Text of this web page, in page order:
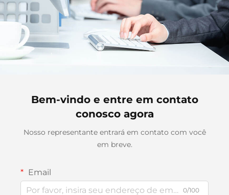
Bem-vindo e entre em contato
conosco agora
Nosso representante entrará em contato com você
em breve.
Email
0/100